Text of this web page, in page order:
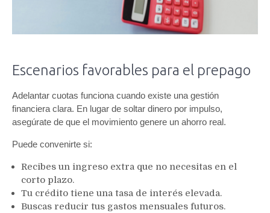
Escenarios favorables para el prepago
Adelantar cuotas funciona cuando existe una gestión
financiera clara. En lugar de soltar dinero por impulso,
asegúrate de que el movimiento genere un ahorro real.
Puede convenirte si:
Recibes un ingreso extra que no necesitas en el
corto plazo.
Tu crédito tiene una tasa de interés elevada.
Buscas reducir tus gastos mensuales futuros.